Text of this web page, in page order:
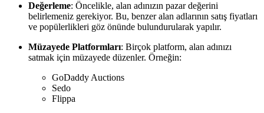
Değerleme: Öncelikle, alan adınızın pazar değerini
belirlemeniz gerekiyor. Bu, benzer alan adlarının satış fiyatları
ve popülerlikleri göz önünde bulundurularak yapılır.
Müzayede Platformları: Birçok platform, alan adınızı
satmak için müzayede düzenler. Örneğin:
GoDaddy Auctions
Sedo
Flippa